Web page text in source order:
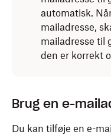
automatisk.
mailadresse,
mailadresse til
den er korrekt
Brug en e-
Du kan tilføje en e-